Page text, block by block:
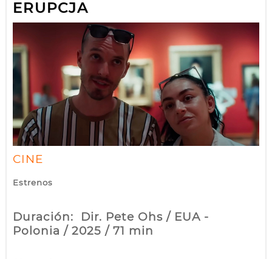
ERUPCJA
CINE
Estrenos
Duración: Dir. Pete Ohs / EUA -
Polonia / 2025 / 71 min